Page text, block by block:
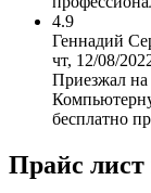
4.9
Геннадий
чт, 12/08/
Приезжал на
бесплатно
Прайс лист